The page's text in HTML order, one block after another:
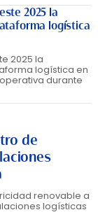
2025 la
logística
2025 la
logística en
durante
de
renovable a
logísticas